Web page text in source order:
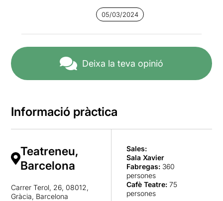
05/03/2024
Deixa la teva opinió
Informació pràctica
Teatreneu,
Barcelona
Carrer Terol, 26, 08012,
Gràcia, Barcelona
Sales:
Sala Xavier
Fabregas: 360
persones
Cafè Teatre: 75
persones